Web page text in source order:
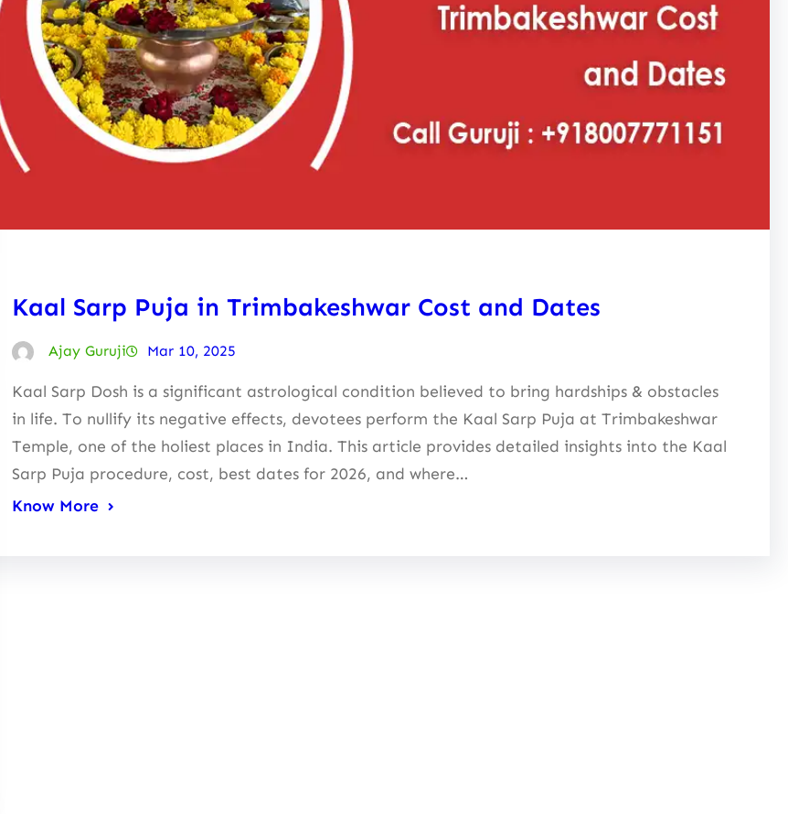
Kaal Sarp Puja in Trimbakeshwar Cost and Dates
Ajay Guruji Mar 10, 2025
Kaal Sarp Dosh is a significant astrological condition believed to bring hardships & obstacles
in life. To nullify its negative effects, devotees perform the Kaal Sarp Puja at Trimbakeshwar
Temple, one of the holiest places in India. This article provides detailed insights into the Kaal
Sarp Puja procedure, cost, best dates for 2026, and where…
Know More